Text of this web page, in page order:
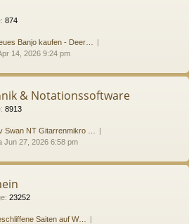
: 874
Banjo kaufen - Deer…
Apr 14, 2026 9:24 pm
& Notationssoftware
: 8913
Swan NT Gitarrenmikro …
Jun 27, 2026 6:58 pm
: 23252
Saiten auf W…